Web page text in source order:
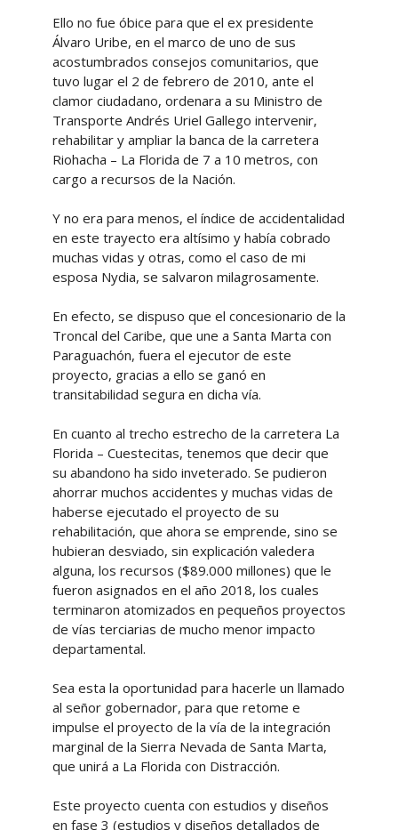
Ello no fue óbice para que el ex presidente
Álvaro Uribe, en el marco de uno de sus
acostumbrados consejos comunitarios, que
tuvo lugar el 2 de febrero de 2010, ante el
clamor ciudadano, ordenara a su Ministro de
Transporte Andrés Uriel Gallego intervenir,
rehabilitar y ampliar la banca de la carretera
Riohacha – La Florida de 7 a 10 metros, con
cargo a recursos de la Nación.
Y no era para menos, el índice de accidentalidad
en este trayecto era altísimo y había cobrado
muchas vidas y otras, como el caso de mi
esposa Nydia, se salvaron milagrosamente.
En efecto, se dispuso que el concesionario de la
Troncal del Caribe, que une a Santa Marta con
Paraguachón, fuera el ejecutor de este
proyecto, gracias a ello se ganó en
transitabilidad segura en dicha vía.
En cuanto al trecho estrecho de la carretera La
Florida – Cuestecitas, tenemos que decir que
su abandono ha sido inveterado. Se pudieron
ahorrar muchos accidentes y muchas vidas de
haberse ejecutado el proyecto de su
rehabilitación, que ahora se emprende, sino se
hubieran desviado, sin explicación valedera
alguna, los recursos ($89.000 millones) que le
fueron asignados en el año 2018, los cuales
terminaron atomizados en pequeños proyectos
de vías terciarias de mucho menor impacto
departamental.
Sea esta la oportunidad para hacerle un llamado
al señor gobernador, para que retome e
impulse el proyecto de la vía de la integración
marginal de la Sierra Nevada de Santa Marta,
que unirá a La Florida con Distracción.
Este proyecto cuenta con estudios y diseños
en fase 3 (estudios y diseños detallados de